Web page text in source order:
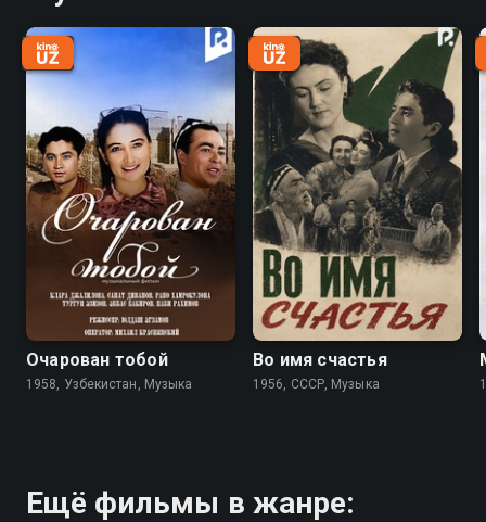
Очарован тобой
1958, Узбекистан, Музыка
Во имя счастья
1956, СССР, Музыка
Ещё фильмы в жанре: